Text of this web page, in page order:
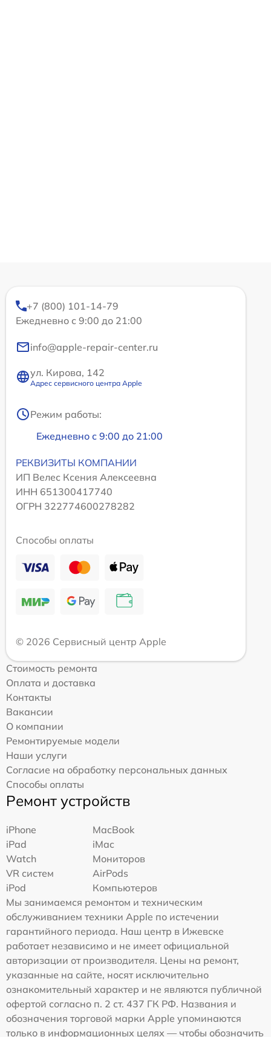
+7 (800) 101-14-79
Ежедневно с 9:00 до 21:00
info@apple-repair-center.ru
ул. Кирова, 142
Адрес сервисного центра Apple
Режим работы:
Ежедневно с 9:00 до 21:00
РЕКВИЗИТЫ КОМПАНИИ
ИП Велес Ксения Алексеевна
ИНН 651300417740
ОГРН 322774600278282
Способы оплаты
© 2026 Сервисный центр Apple
Стоимость ремонта
Оплата и доставка
Контакты
Вакансии
О компании
Ремонтируемые модели
Наши услуги
Согласие на обработку персональных данных
Способы оплаты
Ремонт устройств
iPhone
MacBook
iPad
iMac
Watch
Мониторов
VR систем
AirPods
iPod
Компьютеров
Мы занимаемся ремонтом и техническим
обслуживанием техники Apple по истечении
гарантийного периода. Наш центр в Ижевске
работает независимо и не имеет официальной
авторизации от производителя. Цены на ремонт,
указанные на сайте, носят исключительно
ознакомительный характер и не являются публичной
офертой согласно п. 2 ст. 437 ГК РФ. Названия и
обозначения торговой марки Apple упоминаются
только в информационных целях — чтобы обозначить